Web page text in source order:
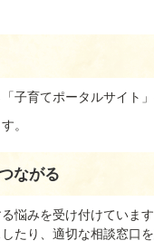
子育てポータルサイト」
。
ながる
悩みを受け付けていま
たり、適切な相談窓口を